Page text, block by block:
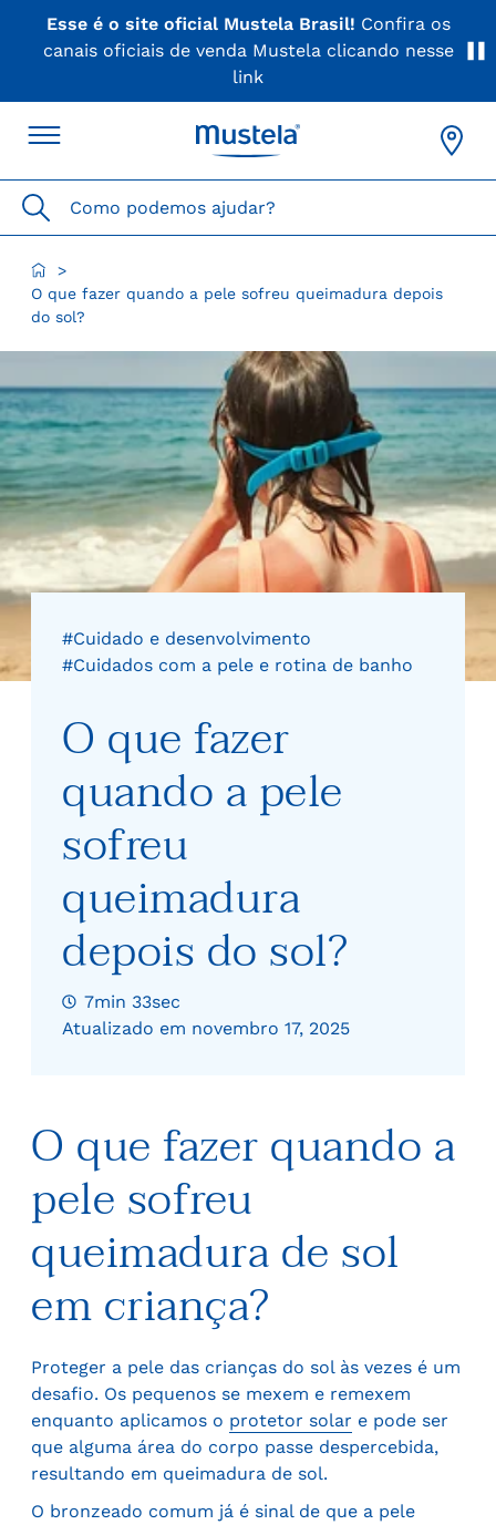
Esse é o site oficial Mustela Brasil! Confira os
canais oficiais de venda Mustela clicando nesse
link
Como podemos ajudar?
>
O que fazer quando a pele sofreu queimadura depois
do sol?
#Cuidado e desenvolvimento
#Cuidados com a pele e rotina de banho
O que fazer
quando a pele
sofreu
queimadura
depois do sol?
7min 33sec
Atualizado em novembro 17, 2025
O que fazer quando a
pele sofreu
queimadura de sol
em criança?
Proteger a pele das crianças do sol às vezes é um
desafio. Os pequenos se mexem e remexem
enquanto aplicamos o protetor solar e pode ser
que alguma área do corpo passe despercebida,
resultando em queimadura de sol.
O bronzeado comum já é sinal de que a pele